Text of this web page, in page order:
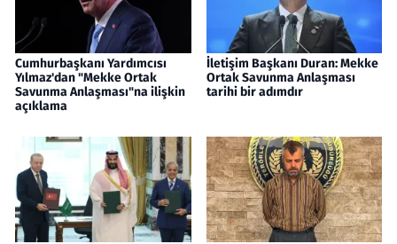
Cumhurbaşkanı Yardımcısı
Yılmaz'dan "Mekke Ortak
Savunma Anlaşması"na ilişkin
açıklama
İletişim Başkanı Duran: Mekke
Ortak Savunma Anlaşması
tarihi bir adımdır